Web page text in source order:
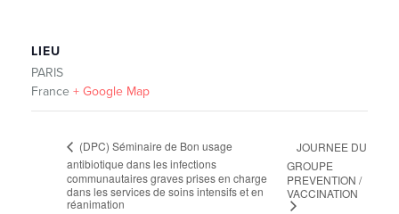
LIEU
PARIS
France + Google Map
(DPC) Séminaire de Bon usage
antibiotique dans les infections
communautaires graves prises en charge
dans les services de soins intensifs et en
réanimation
JOURNEE DU
GROUPE
PREVENTION /
VACCINATION